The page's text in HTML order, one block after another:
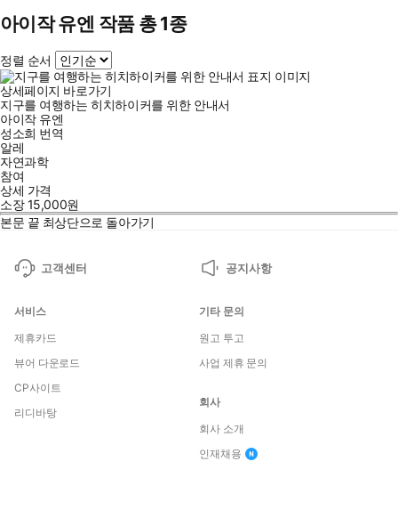
아이작 유엔 작품 총 1종
정렬 순서
상세페이지 바로가기
지구를 여행하는 히치하이커를 위한 안내서
아이작 유엔
성소희 번역
알레
자연과학
참여
상세 가격
소장15,000원
본문 끝 최상단으로 돌아가기
고객센터 공지사항
서비스
제휴카드
뷰어 다운로드
CP사이트
리디바탕
기타 문의
원고 투고
사업 제휴 문의
회사
회사 소개
인재채용